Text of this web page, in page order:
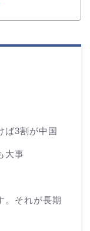
ば3割が中国
大事
。それが長期